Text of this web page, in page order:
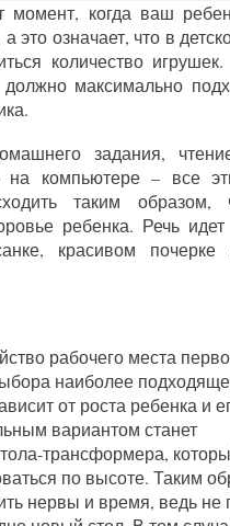
момент, когда ваш
это означает, что в
количество
максимально
задания,
на компьютере – все
таким образом,
ребенка. Речь
красивом
рабочего места
наиболее
от роста ребенка и
вариантом станет
трансформера,
по высоте. Таким
нервы и время, ведь не